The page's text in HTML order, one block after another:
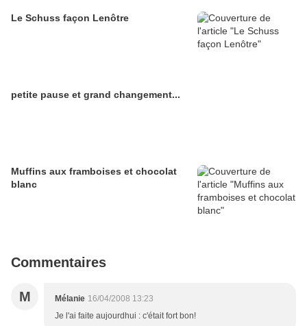
Le Schuss façon Lenôtre
petite pause et grand changement...
Muffins aux framboises et chocolat
blanc
Commentaires
M Mélanie 16/04/2008 13:23
Je l'ai faite aujourdhui : c'était fort bon!